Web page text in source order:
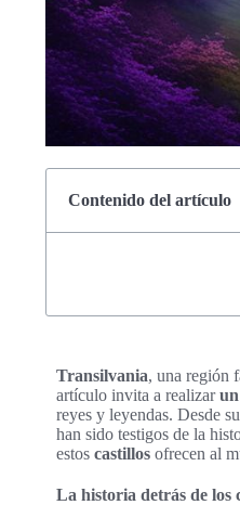
Contenido del artículo
Transilvania, una región
artículo invita a realizar
reyes y leyendas. Desde
han sido testigos de la
estos castillos ofrecen al
La historia detrás de los